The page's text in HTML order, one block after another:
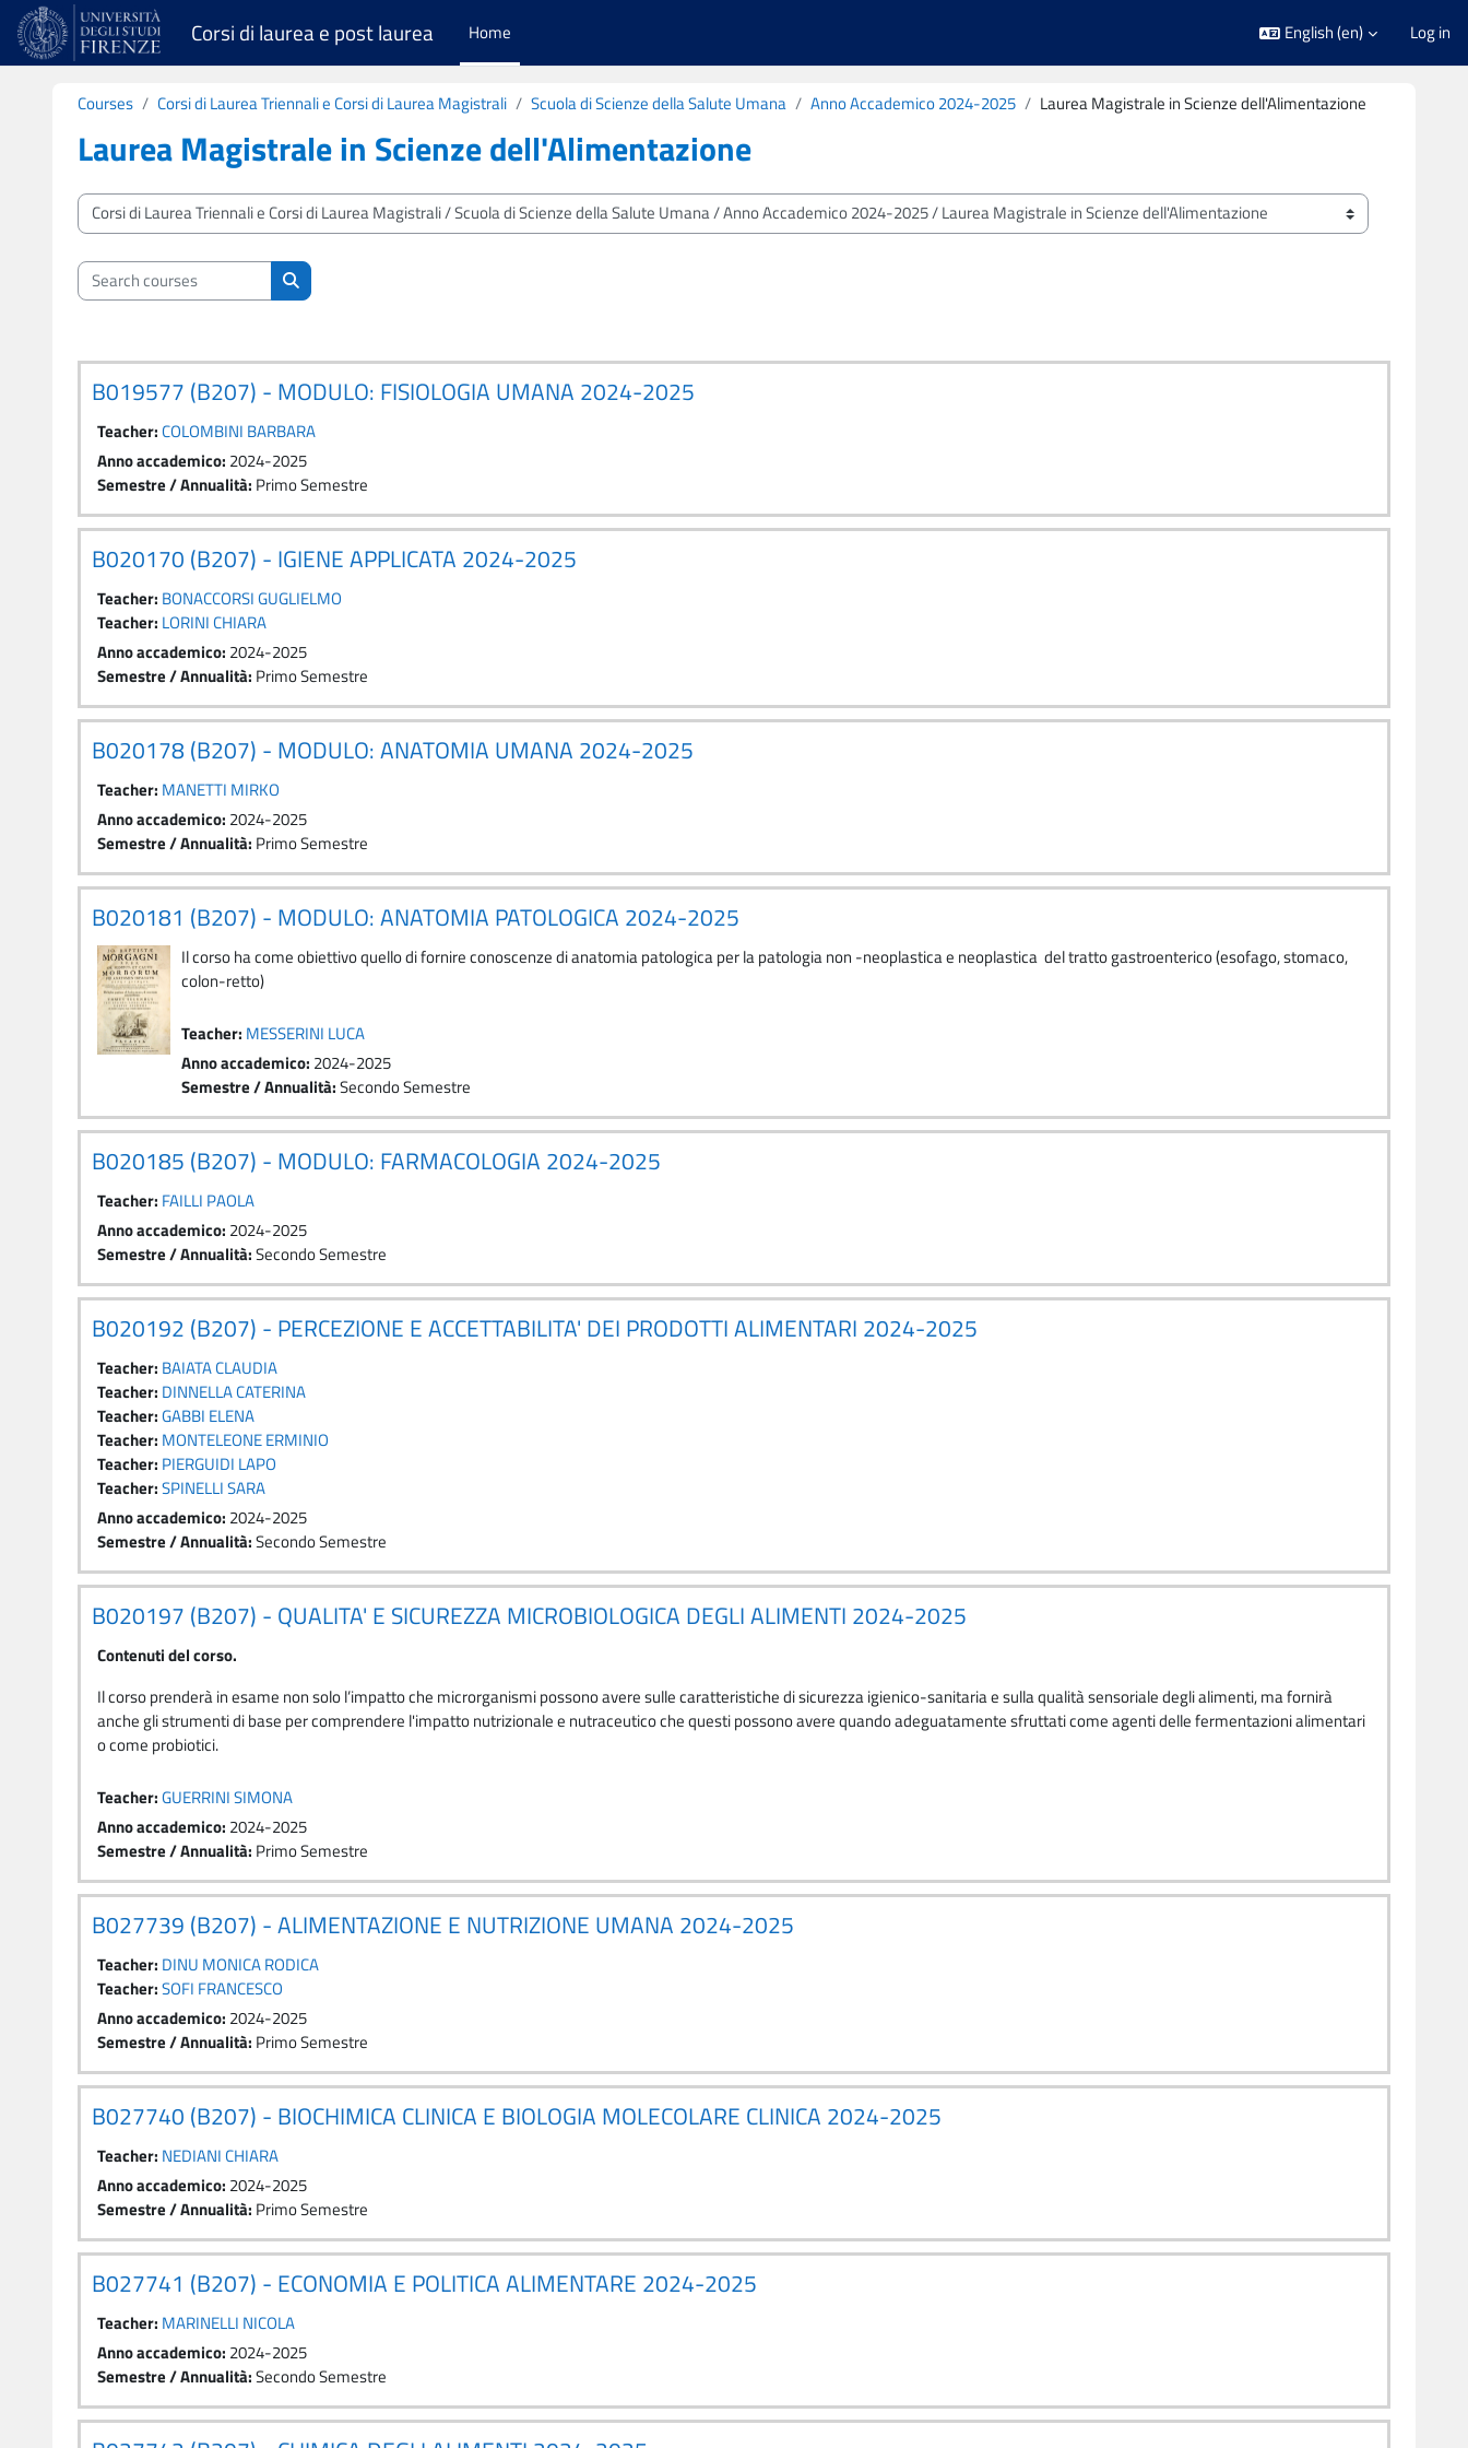
Skip to main content
Corsi di laurea e post laurea Home English ‎(en)‎ Log in
Courses Corsi di Laurea Triennali e Corsi di Laurea Magistrali Scuola di Scienze della Salute Umana Anno Accademico 2024-2025 Laurea Magistrale in Scienze dell'Alimentazione
Laurea Magistrale in Scienze dell'Alimentazione
Course categories
Search courses
Search courses
B019577 (B207) - MODULO: FISIOLOGIA UMANA 2024-2025
Teacher:COLOMBINI BARBARA
Anno accademico: 2024-2025
Semestre / Annualità: Primo Semestre
B020170 (B207) - IGIENE APPLICATA 2024-2025
Teacher: BONACCORSI GUGLIELMO
Teacher: LORINI CHIARA
Anno accademico: 2024-2025
Semestre / Annualità: Primo Semestre
B020178 (B207) - MODULO: ANATOMIA UMANA 2024-2025
Teacher: MANETTI MIRKO
Anno accademico: 2024-2025
Semestre / Annualità: Primo Semestre
B020181 (B207) - MODULO: ANATOMIA PATOLOGICA 2024-2025
Il corso ha come obiettivo quello di fornire conoscenze di anatomia patologica per la patologia non -neoplastica e neoplastica del tratto gastroenterico (esofago, stomaco,
colon-retto)
Teacher: MESSERINI LUCA
Anno accademico: 2024-2025
Semestre / Annualità:Secondo Semestre
B020185 (B207) - MODULO: FARMACOLOGIA 2024-2025
Teacher: FAILLI PAOLA
Anno accademico: 2024-2025
Semestre / Annualità:Secondo Semestre
B020192 (B207) - PERCEZIONE E ACCETTABILITA' DEI PRODOTTI ALIMENTARI 2024-2025
Teacher: BAIATA CLAUDIA
Teacher: DINNELLA CATERINA
Teacher:GABBI ELENA
Teacher: MONTELEONE ERMINIO
Teacher: PIERGUIDI LAPO
Teacher:SPINELLI SARA
Anno accademico: 2024-2025
Semestre / Annualità:Secondo Semestre
B020197 (B207) - QUALITA' E SICUREZZA MICROBIOLOGICA DEGLI ALIMENTI 2024-2025
Contenuti del corso.
Il corso prenderà in esame non solo l’impatto che microrganismi possono avere sulle caratteristiche di sicurezza igienico-sanitaria e sulla qualità sensoriale degli alimenti, ma fornirà
anche gli strumenti di base per comprendere l'impatto nutrizionale e nutraceutico che questi possono avere quando adeguatamente sfruttati come agenti delle fermentazioni alimentari
o come probiotici.
Teacher:GUERRINI SIMONA
Anno accademico: 2024-2025
Semestre / Annualità: Primo Semestre
B027739 (B207) - ALIMENTAZIONE E NUTRIZIONE UMANA 2024-2025
Teacher: DINU MONICA RODICA
Teacher:SOFI FRANCESCO
Anno accademico: 2024-2025
Semestre / Annualità: Primo Semestre
B027740 (B207) - BIOCHIMICA CLINICA E BIOLOGIA MOLECOLARE CLINICA 2024-2025
Teacher: NEDIANI CHIARA
Anno accademico: 2024-2025
Semestre / Annualità: Primo Semestre
B027741 (B207) - ECONOMIA E POLITICA ALIMENTARE 2024-2025
Teacher: MARINELLI NICOLA
Anno accademico: 2024-2025
Semestre / Annualità:Secondo Semestre